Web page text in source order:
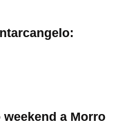
a Morro